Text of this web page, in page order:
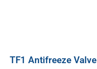
TF1 Antifreeze Valve